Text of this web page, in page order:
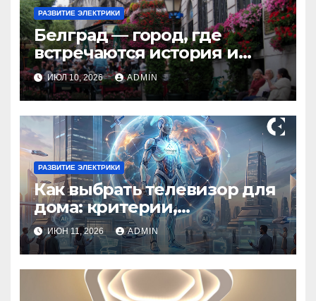
РАЗВИТИЕ ЭЛЕКТРИКИ
Белград — город, где
встречаются история и
современность
ИЮЛ 10, 2026 ADMIN
РАЗВИТИЕ ЭЛЕКТРИКИ
Как выбрать телевизор для
дома: критерии,
технологии и советы
ИЮН 11, 2026 ADMIN